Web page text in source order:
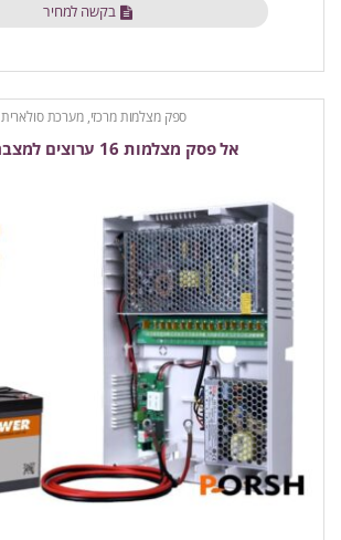
בקשה למחיר
ספק מצלמות מרכזי, מערכת סולארית
אל פסק מצלמות 16 ערוצים למצבר חיצוני